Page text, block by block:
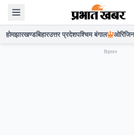
होमझारखण्डबिहारउत्तर प्रदेशपश्चिम बंगाल
विज्ञापन